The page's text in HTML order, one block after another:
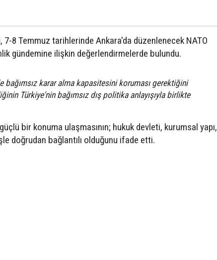
7-8 Temmuz tarihlerinde Ankara'da düzenlenecek NATO
gündemine ilişkin değerlendirmelerde bulundu.
bağımsız karar alma kapasitesini koruması gerektiğini
Türkiye'nin bağımsız dış politika anlayışıyla birlikte
bir konuma ulaşmasının; hukuk devleti, kurumsal yapı,
doğrudan bağlantılı olduğunu ifade etti.